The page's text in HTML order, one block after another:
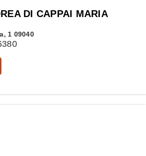
DI CAPPAI MARIA
1 09040